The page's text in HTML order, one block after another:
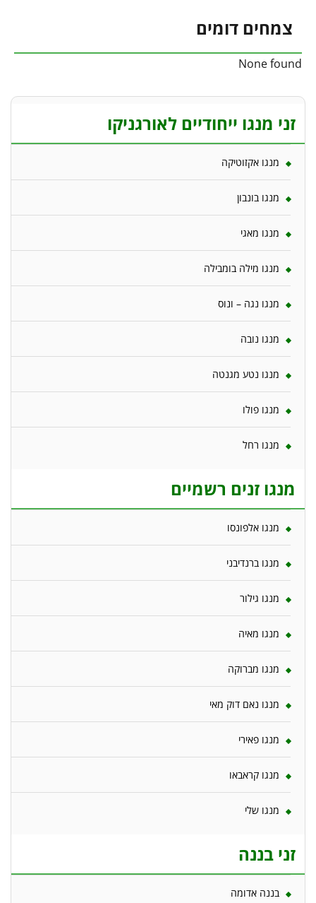
צמחים דומים
None found
זני מנגו ייחודיים לאורגניקו
מנגו אקזוטיקה
מנגו בונבון
מנגו מאגי
מנגו מילה בומבילה
מנגו נגה – ונוס
מנגו נובה
מנגו נטע מגנטה
מנגו פולו
מנגו רחל
מנגו זנים רשמיים
מנגו אלפונסו
מנגו ברנדיבני
מנגו גילור
מנגו מאיה
מנגו מברוקה
מנגו נאם דוק מאי
מנגו פאירי
מנגו קראבאו
מנגו שלי
זני בננה
בננה אדומה